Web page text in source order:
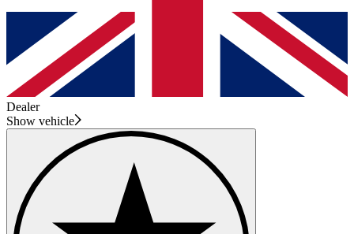
Dealer
Show vehicle